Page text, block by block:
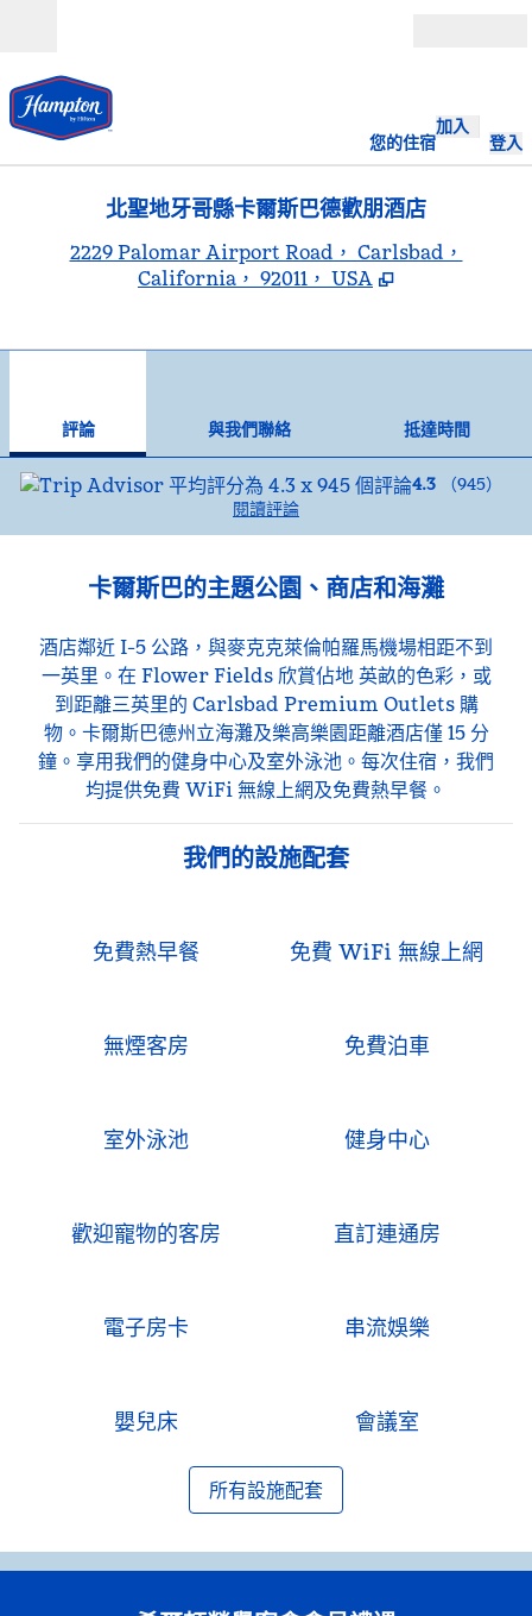
您的住宿
加入
登入
北聖地牙哥縣卡爾斯巴德歡朋酒店
2229 Palomar Airport Road， Carlsbad，
California， 92011， USA
評論 與我們聯絡
抵達時間
4.3 （945）
閱讀評論
卡爾斯巴的主題公園、商店和海灘
酒店鄰近 I-5 公路，與麥克克萊倫帕羅馬機場相距不到
一英里。在 Flower Fields 欣賞佔地 英畝的色彩，或
到距離三英里的 Carlsbad Premium Outlets 購
物。卡爾斯巴德州立海灘及樂高樂園距離酒店僅 15 分
鐘。享用我們的健身中心及室外泳池。每次住宿，我們
均提供免費 WiFi 無線上網及免費熱早餐。
我們的設施配套
免費熱早餐 免費 WiFi 無線上網
無煙客房 免費泊車
室外泳池 健身中心
歡迎寵物的客房 直訂連通房
電子房卡 串流娛樂
嬰兒床 會議室
所有設施配套